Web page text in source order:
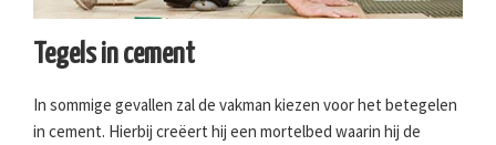
Tegels in cement
In sommige gevallen zal de vakman kiezen voor het betegelen
in cement. Hierbij creëert hij een mortelbed waarin hij de